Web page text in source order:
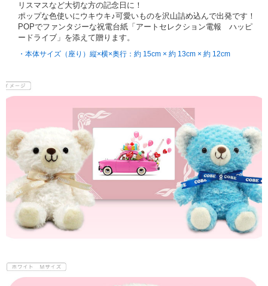
リスマスなど大切な方の記念日に！
ポップな色使いにウキウキ♪可愛いものを沢山詰め込んで出発です！
POPでファンタジーな祝電台紙「アートセレクション電報 ハッピ
ードライブ」を添えて贈ります。
・本体サイズ（座り）縦×横×奥行：約 15cm × 約 13cm × 約 12cm